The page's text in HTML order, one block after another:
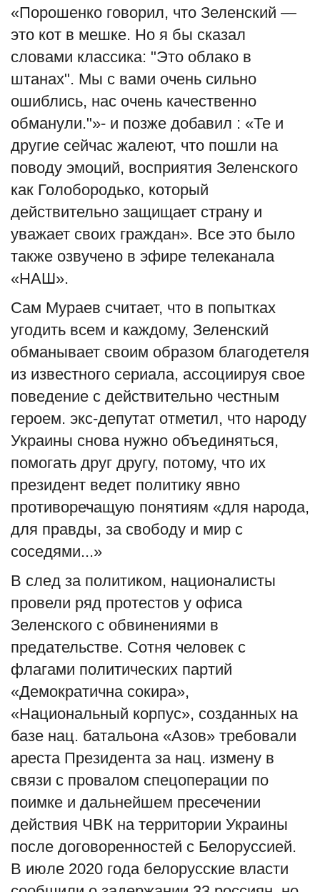
«Порошенко говорил, что Зеленский —
это кот в мешке. Но я бы сказал
словами классика: "Это облако в
штанах". Мы с вами очень сильно
ошиблись, нас очень качественно
обманули."»- и позже добавил : «Те и
другие сейчас жалеют, что пошли на
поводу эмоций, восприятия Зеленского
как Голобородько, который
действительно защищает страну и
уважает своих граждан». Все это было
также озвучено в эфире телеканала
«НАШ».
Сам Мураев считает, что в попытках
угодить всем и каждому, Зеленский
обманывает своим образом благодетеля
из известного сериала, ассоциируя свое
поведение с действительно честным
героем. экс-депутат отметил, что народу
Украины снова нужно объединяться,
помогать друг другу, потому, что их
президент ведет политику явно
противоречащую понятиям «для народа,
для правды, за свободу и мир с
соседями...»
В след за политиком, националисты
провели ряд протестов у офиса
Зеленского с обвинениями в
предательстве. Сотня человек с
флагами политических партий
«Демократична сокира»,
«Национальный корпус», созданных на
базе нац. батальона «Азов» требовали
ареста Президента за нац. измену в
связи с провалом спецоперации по
поимке и дальнейшем пресечении
действия ЧВК на территории Украины
после договоренностей с Белоруссией.
В июле 2020 года белорусские власти